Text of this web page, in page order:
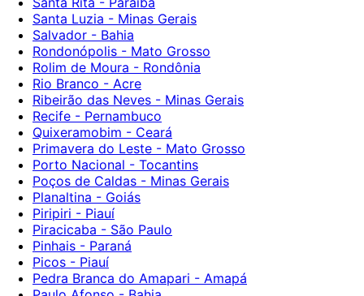
Santa Luzia - Minas Gerais
Salvador - Bahia
Rondonópolis - Mato Grosso
Rolim de Moura - Rondônia
Rio Branco - Acre
Ribeirão das Neves - Minas Gerais
Recife - Pernambuco
Quixeramobim - Ceará
Primavera do Leste - Mato Grosso
Porto Nacional - Tocantins
Poços de Caldas - Minas Gerais
Planaltina - Goiás
Piripiri - Piauí
Piracicaba - São Paulo
Pinhais - Paraná
Picos - Piauí
Pedra Branca do Amapari - Amapá